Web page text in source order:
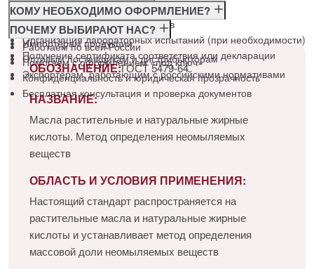
Консультация по требованиям ГОСТ
Подготовка и подача документов
Организация лабораторных испытаний (при необходимости)
Получение сертификата соответствия или декларации
КОМУ НЕОБХОДИМО ОФОРМЛЕНИЕ?
Производителям
Импортёрам продукции
Оптовым поставщикам и дистрибьюторам
Экспортёрам, работающим с российскими нормативами
ПОЧЕМУ ВЫБИРАЮТ НАС?
Работаем по всей России
Помогаем с оформлением «под ключ»
Конфиденциальность и юридическая прозрачность
Бесплатная консультация и проверка документов
ОБОЗНАЧЕНИЕ:ГОСТ 5479-64
НАЗВАНИЕ:
Масла растительные и натуральные жирные
кислоты. Метод определения неомыляемых
веществ
ОБЛАСТЬ И УСЛОВИЯ ПРИМЕНЕНИЯ:
Настоящий стандарт распространяется на
растительные масла и натуральные жирные
кислоты и устанавливает метод определения
массовой доли неомыляемых веществ